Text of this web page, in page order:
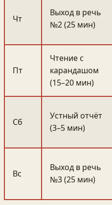
Чт
Выход в речь
№2 (25 мин)
Пт
Чтение с
карандашом
(15–20 мин)
Сб
Устный отчёт
(3–5 мин)
Вс
Выход в речь
№3 (25 мин)